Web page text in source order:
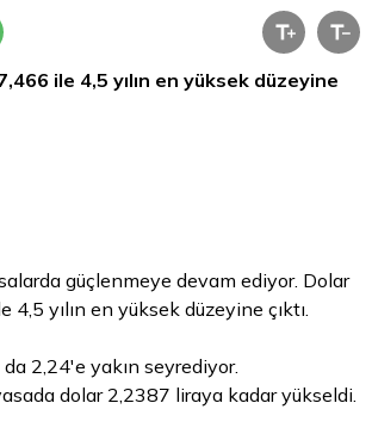
ile 4,5 yılın en yüksek düzeyine
güçlenmeye devam ediyor. Dolar
yılın en yüksek düzeyine çıktı.
2,24'e yakın seyrediyor.
dolar 2,2387 liraya kadar yükseldi.